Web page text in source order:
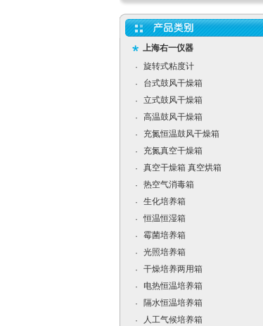
上海右一仪器
·
旋转式粘度计
·
台式鼓风干燥箱
·
立式鼓风干燥箱
·
高温鼓风干燥箱
·
充氮恒温鼓风干燥箱
·
充氮真空干燥箱
·
真空干燥箱 真空烘箱
·
热空气消毒箱
·
生化培养箱
·
恒温恒湿箱
·
霉菌培养箱
·
光照培养箱
·
干燥培养两用箱
·
电热恒温培养箱
·
隔水恒温培养箱
·
人工气候培养箱